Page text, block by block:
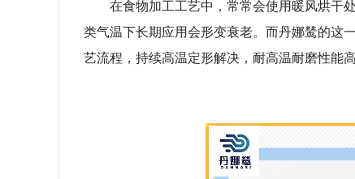
在食物加工工艺中，常常会使用暖风烘干
类气温下长期应用会形变衰老。而丹娜鸶的这
艺流程，持续高温定形解决，耐高温耐磨性能